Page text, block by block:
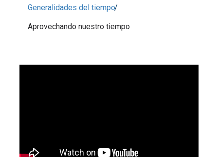
Generalidades del tiempo/
Aprovechando nuestro tiempo